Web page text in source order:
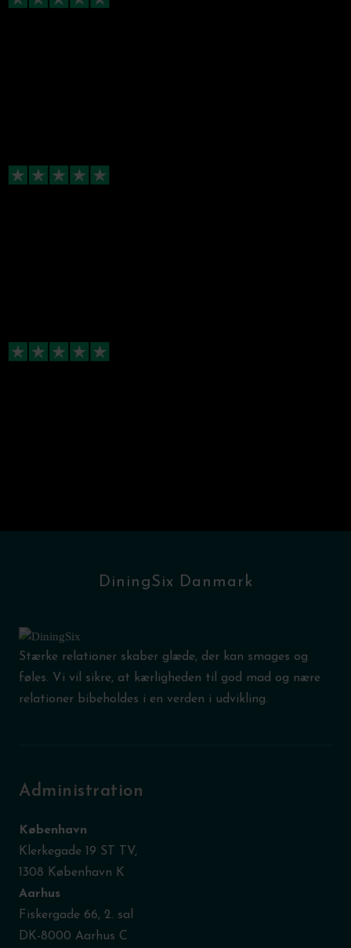
DiningSix Danmark
Stærke relationer skaber glæde, der kan smages og
føles. Vi vil sikre, at kærligheden til god mad og nære
relationer bibeholdes i en verden i udvikling.
Administration
København
Klerkegade 19 ST TV,
1308 København K
Aarhus
Fiskergade 66, 2. sal
DK-8000 Aarhus C